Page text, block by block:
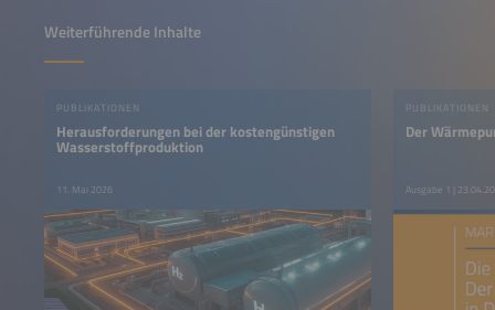
Weiterführende Inhalte
PUBLIKATIONEN
Herausforderungen bei der kostengünstigen
Wasserstoffproduktion
11. Mai 2026
PUBLIKATIONEN
Der
Ausgabe 1 |